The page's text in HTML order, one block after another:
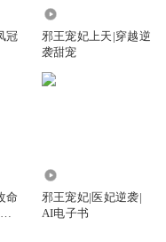
冠
邪王宠妃上天|穿越逆
袭甜宠
命
邪王宠妃|医妃逆袭|
AI电子书